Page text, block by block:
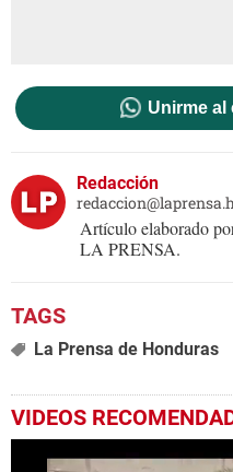
Unirme al
Redacción
Artículo elaborado
LA PRENSA.
La Prensa de Honduras
VIDEOS